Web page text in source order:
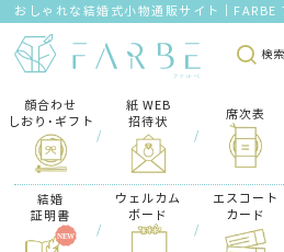
おしゃれな結婚式小物通販サイト｜FARBE
検索
顔合わせ
しおり･ギフト
/
紙 WEB
招待状
/
席次表
結婚
証明書
/
ウェルカム
ボード
/
エスコート
カード